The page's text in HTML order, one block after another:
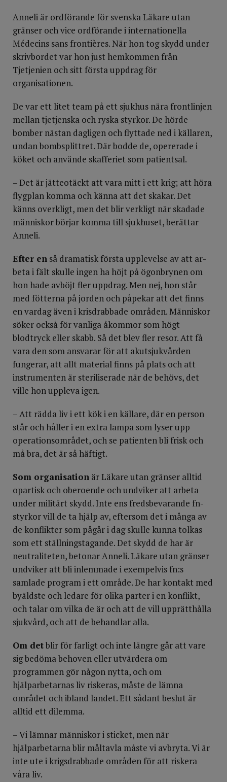
Anneli är ordförande för svenska Läkare utan
gränser och vice ordförande i internationella
Médecins sans frontières. När hon tog skydd under
skrivbordet var hon just hemkommen från
Tjetjenien och sitt första uppdrag för
organisationen.
De var ett litet team på ett sjukhus nära frontlinjen
mellan tjetjenska och ryska styrkor. De hörde
bomber nästan dagligen och flyttade ned i källaren,
undan bombsplittret. Där bodde de, opererade i
köket och använde skafferiet som patientsal.
– Det är jätteotäckt att vara mitt i ett krig; att höra
flygplan komma och känna att det skakar. Det
känns overkligt, men det blir verkligt när skadade
människor börjar komma till sjukhuset, berättar
Anneli.
Efter en så dramatisk första upplevelse av att ar­
beta i fält skulle ingen ha höjt på ögonbrynen om
hon hade avböjt fler uppdrag. Men nej, hon står
med fötterna på jorden och påpekar att det finns
en vardag även i krisdrabbade områden. Människ­or
söker också för vanliga åkommor som högt
blodtryck eller skabb. Så det blev fler resor. Att få
vara den som ansvarar för att akutsjukvården
fungerar, att allt material finns på plats och att
instrumenten är steriliserade när de behövs, det
ville hon uppleva igen.
– Att rädda liv i ett kök i en källare, där en person
står och håller i en extra lampa som lyser upp
operationsområdet, och se patienten bli frisk och
må bra, det är så häftigt.
Som organisation är Läkare utan gränser alltid
opartisk och oberoende och undviker att arbeta
under militärt skydd. Inte ens fredsbevarande fn-
styrkor vill de ta hjälp av, eftersom det i många av
de konflikter som pågår i dag skulle kunna tolkas
som ett ställningstagande. Det skydd de har är
neutraliteten, betonar Anneli. Läkare utan gränser
undviker att bli inlemmade i exempelvis fn:s
samlade program i ett område. De har kontakt med
byäldste och ledare för olika parter i en konflikt,
och talar om vilka de är och att de vill upprätthålla
sjukvård, och att de behandlar alla.
Om detblir för farligt och inte längre går att vare
sig bedöma behoven eller utvärdera om
programmen gör någon nytta, och om
hjälparbetarnas liv riskeras, måste de lämna
området och ibland landet. Ett sådant beslut är
alltid ett dilemma.
– Vi lämnar människor i sticket, men när
hjälparbetarna blir måltavla måste vi avbryta. Vi är
inte ute i krigsdrabbade områden för att riskera
våra liv.